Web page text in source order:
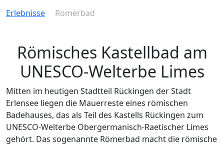
Erlebnisse Römerbad
Römisches Kastellbad am
UNESCO-Welterbe Limes
Mitten im heutigen Stadtteil Rückingen der Stadt
Erlensee liegen die Mauerreste eines römischen
Badehauses, das als Teil des Kastells Rückingen zum
UNESCO-Welterbe Obergermanisch-Raetischer Limes
gehört. Das sogenannte Römerbad macht die römische